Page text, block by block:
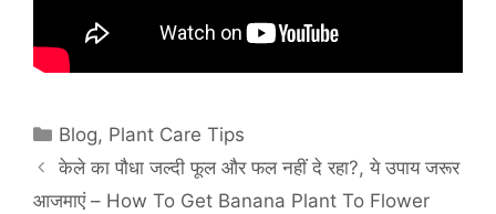
Categories
Blog, Plant Care Tips
केले का पौधा जल्दी फूल और फल नहीं दे रहा?, ये उपाय जरूर
आजमाएं – How To Get Banana Plant To Flower